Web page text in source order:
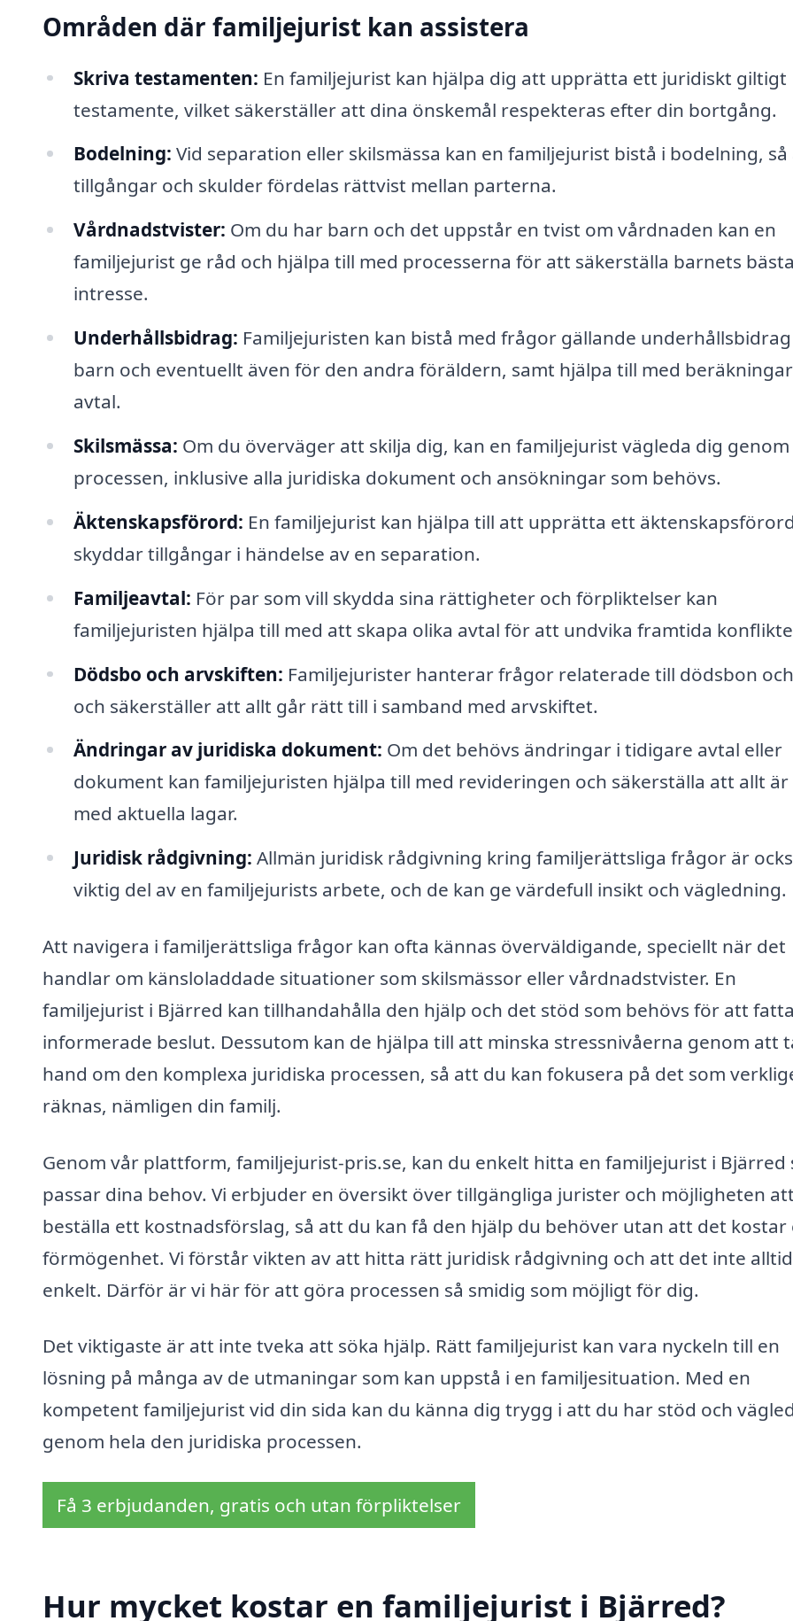
Områden där familjejurist kan assistera
Skriva testamenten: En familjejurist kan hjälpa dig att upprätta ett juridiskt giltigt
testamente, vilket säkerställer att dina önskemål respekteras efter din bortgång.
Bodelning: Vid separation eller skilsmässa kan en familjejurist bistå i bodelning,
tillgångar och skulder fördelas rättvist mellan parterna.
Vårdnadstvister: Om du har barn och det uppstår en tvist om vårdnaden kan en
familjejurist ge råd och hjälpa till med processerna för att säkerställa barnets bästa
intresse.
Underhållsbidrag: Familjejuristen kan bistå med frågor gällande
barn och eventuellt även för den andra föräldern, samt hjälpa till med
avtal.
Skilsmässa: Om du överväger att skilja dig, kan en familjejurist vägleda dig genom
processen, inklusive alla juridiska dokument och ansökningar som behövs.
Äktenskapsförord: En familjejurist kan hjälpa till att upprätta ett
skyddar tillgångar i händelse av en separation.
Familjeavtal: För par som vill skydda sina rättigheter och förpliktelser kan
familjejuristen hjälpa till med att skapa olika avtal för att undvika framtida
Dödsbo och arvskiften: Familjejurister hanterar frågor relaterade till dödsbon
och säkerställer att allt går rätt till i samband med arvskiftet.
Ändringar av juridiska dokument: Om det behövs ändringar i tidigare avtal eller
dokument kan familjejuristen hjälpa till med revideringen och säkerställa att allt är
med aktuella lagar.
Juridisk rådgivning: Allmän juridisk rådgivning kring familjerättsliga frågor är
viktig del av en familjejurists arbete, och de kan ge värdefull insikt och vägledning.
Att navigera i familjerättsliga frågor kan ofta kännas överväldigande, speciellt när det
handlar om känsloladdade situationer som skilsmässor eller vårdnadstvister. En
familjejurist i Bjärred kan tillhandahålla den hjälp och det stöd som behövs för att fatta
informerade beslut. Dessutom kan de hjälpa till att minska stressnivåerna genom att
hand om den komplexa juridiska processen, så att du kan fokusera på det som
räknas, nämligen din familj.
Genom vår plattform, familjejurist-pris.se, kan du enkelt hitta en familjejurist i Bjärred
passar dina behov. Vi erbjuder en översikt över tillgängliga jurister och möjligheten att
beställa ett kostnadsförslag, så att du kan få den hjälp du behöver utan att det kostar
förmögenhet. Vi förstår vikten av att hitta rätt juridisk rådgivning och att det inte
enkelt. Därför är vi här för att göra processen så smidig som möjligt för dig.
Det viktigaste är att inte tveka att söka hjälp. Rätt familjejurist kan vara nyckeln till en
lösning på många av de utmaningar som kan uppstå i en familjesituation. Med en
kompetent familjejurist vid din sida kan du känna dig trygg i att du har stöd och
genom hela den juridiska processen.
Få 3 erbjudanden, gratis och utan förpliktelser
Hur mycket kostar en familjejurist i Bjärred?